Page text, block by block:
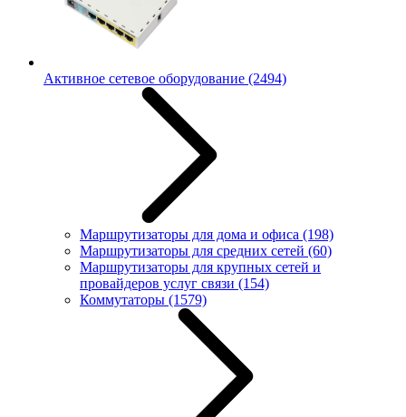
Активное сетевое оборудование (2494)
Маршрутизаторы для дома и офиса (198)
Маршрутизаторы для средних сетей (60)
Маршрутизаторы для крупных сетей и
провайдеров услуг связи (154)
Коммутаторы (1579)